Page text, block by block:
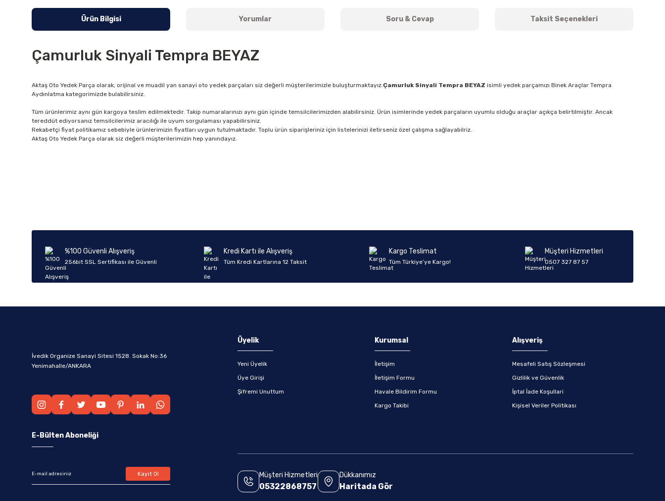
Ürün Bilgisi Yorumlar Soru & Cevap Taksit Seçenekleri
Çamurluk Sinyali Tempra BEYAZ
Aktaş Oto Yedek Parça olarak; orijinal ve muadil yan sanayi oto yedek parçaları siz değerli müşterilerimizle buluşturmaktayız.Çamurluk Sinyali Tempra BEYAZ isimli yedek parçamızı Binek Araçlar Tempra
Aydınlatma kategorimizde bulabilirsiniz.
Tüm ürünlerimiz aynı gün kargoya teslim edilmektedir. Takip numaralarınızı aynı gün içinde temsilcilerimizden alabilirsiniz. Ürün isimlerinde yedek parçaların uyumlu olduğu araçlar açıkça belirtilmiştir. Ancak
tereddüt ediyorsanız temsilcilerimiz aracılığı ile uyum sorgulaması yapabilirsiniz.
Rekabetçi fiyat politikamız sebebiyle ürünlerimizin fiyatları uygun tutulmaktadır. Toplu ürün siparişleriniz için listelerinizi iletirseniz özel çalışma sağlayabilriz.
Aktaş Oto Yedek Parça olarak siz değerli müşterilerimizin hep yanındayız.
%100 Güvenli Alışveriş
256bit SSL Sertifikası ile Güvenli
Kredi Kartı ile Alışveriş
Tüm Kredi Kartlarına 12 Taksit
Kargo Teslimat
Tüm Türkiye’ye Kargo!
Müşteri Hizmetleri
0507 327 87 57
İvedik Organize Sanayi Sitesi 1528. Sokak No:36
Yenimahalle/ANKARA
Üyelik
Yeni Üyelik
Üye Girişi
Şifremi Unuttum
Kurumsal
İletişim
İletişim Formu
Havale Bildirim Formu
Kargo Takibi
Alışveriş
Mesafeli Satış Sözleşmesi
Gizlilik ve Güvenlik
İptal İade Koşullari
Kişisel Veriler Politikası
E-Bülten Aboneliği
Kayıt Ol Müşteri Hizmetleri
05322868757
Dükkanımız
Haritada Gör